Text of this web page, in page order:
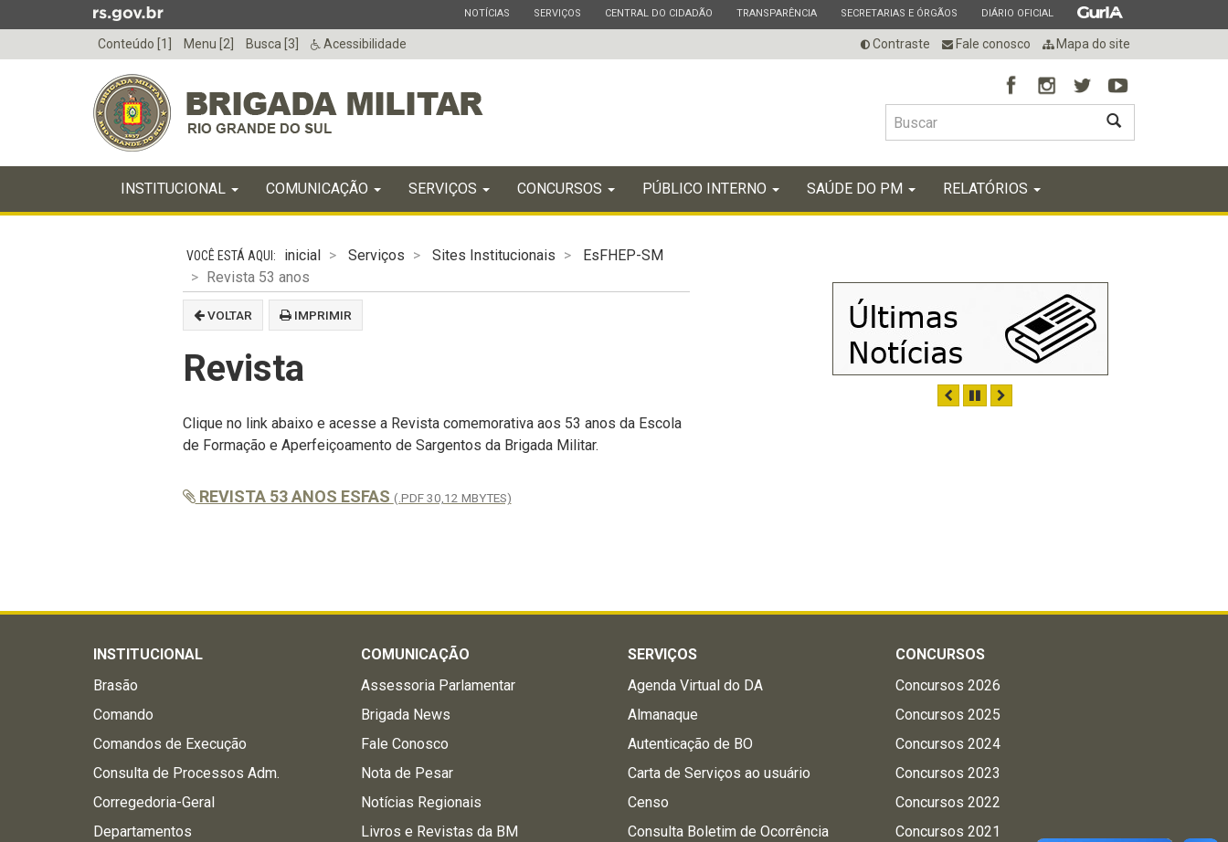
para
menu
ESTADO
NOTÍCIAS ESTADO
SERVIÇOS ESTADO
CENTRAL DO CIDADÃO ESTADO
TRANSPARÊNCIA ESTADO
SECRETARIAS E ÓRGÃOS ESTADO
DIÁRIO OFICIAL ESTADO
Conteúdo [1] Menu [2] Busca [3] Acessibilidade Contraste Fale conosco Mapa do site
BUSCAR
do
menu
INICIAL
INSTITUCIONAL COMUNICAÇÃO SERVIÇOS CONCURSOS PÚBLICO INTERNO SAÚDE DO PM RELATÓRIOS
inicial Serviços Sites Institucionais
EsFHEP-SM
Revista 53 anos
VOLTAR IMPRIMIR
Revista
Clique no link abaixo e acesse a Revista comemorativa aos 53 anos da Escola
de Formação e Aperfeiçoamento de Sargentos da Brigada Militar.
REVISTA 53 ANOS ESFAS (.PDF 30,12 MBYTES)
ANTERIOR
PAUSAR
INSTITUCIONAL
Brasão
Comando
Comandos de Execução
Consulta de Processos Adm.
Corregedoria-Geral
Departamentos
COMUNICAÇÃO
Assessoria Parlamentar
Brigada News
Fale Conosco
Nota de Pesar
Notícias Regionais
Livros e Revistas da BM
SERVIÇOS
Agenda Virtual do DA
Almanaque
Autenticação de BO
Carta de Serviços ao usuário
Censo
Consulta Boletim de Ocorrência
CONCURSOS
Concursos 2026
Concursos 2025
Concursos 2024
Concursos 2023
Concursos 2022
Concursos 2021